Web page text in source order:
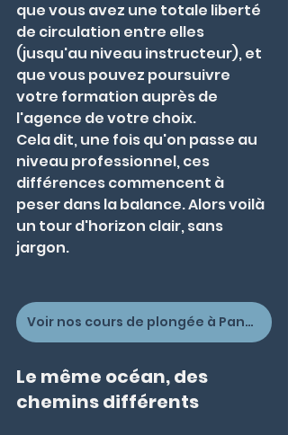
que vous avez une totale liberté
de circulation entre elles
(jusqu'au niveau instructeur), et
que vous pouvez poursuivre
votre formation auprès de
l'agence de votre choix.
Cela dit, une fois qu'on passe au
niveau professionnel, ces
différences commencent à
peser dans la balance. Alors voilà
un tour d'horizon clair, sans
jargon.
Voir nos cours de plongée à Panglao
Le même océan, des
chemins différents